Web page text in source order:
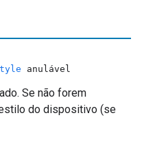
anulável
Se não forem
do dispositivo (se